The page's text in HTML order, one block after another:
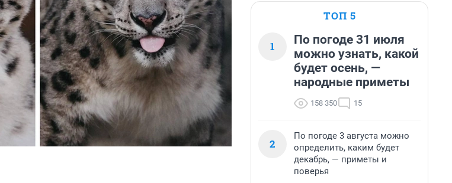
ТОП 5
1
По погоде 31 июля
можно узнать, какой
будет осень, —
народные приметы
158 350 15
2
По погоде 3 августа можно
определить, каким будет
декабрь, — приметы и
поверья